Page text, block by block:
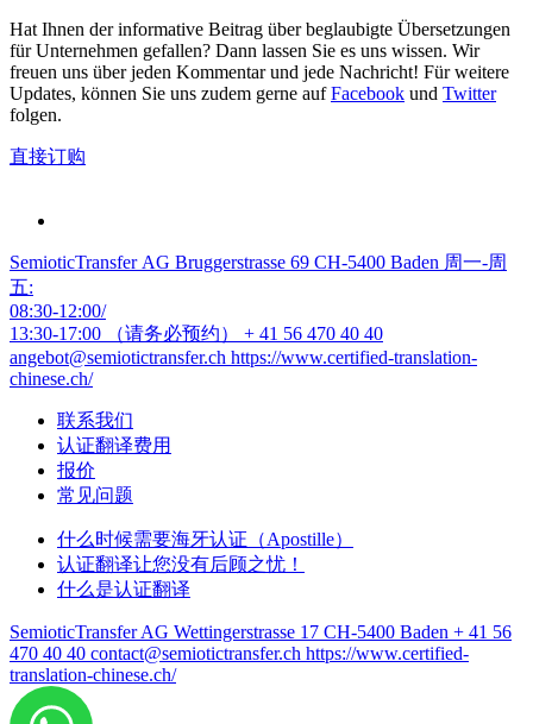
Hat Ihnen der informative Beitrag über beglaubigte Übersetzungen
für Unternehmen gefallen? Dann lassen Sie es uns wissen. Wir
freuen uns über jeden Kommentar und jede Nachricht! Für weitere
Updates, können Sie uns zudem gerne aufFacebook und Twitter
folgen.
直接订购
SemioticTransfer AG Bruggerstrasse 69 CH-5400 Baden 周一-周
五:
08:30-12:00/
13:30-17:00 （请务必预约） + 41 56 470 40 40
angebot@semiotictransfer.ch https://www.certified-translation-
chinese.ch/
联系我们
认证翻译费用
报价
常见问题
什么时候需要海牙认证（Apostille）
认证翻译让您没有后顾之忧！
什么是认证翻译
SemioticTransfer AG Wettingerstrasse 17 CH-5400 Baden + 41 56
470 40 40 contact@semiotictransfer.ch https://www.certified-
translation-chinese.ch/